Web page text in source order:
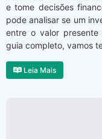
e tome decisões
pode analisar se um
entre o valor
guia completo, vamos
Leia Mais